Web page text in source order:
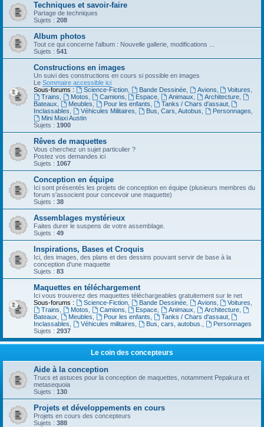
Techniques et savoir-faire
Partage de techniques
Sujets : 208
Album photos
Tout ce qui concerne l'album : Nouvelle gallerie, modifications ...
Sujets : 541
Constructions en images
Un suivi des constructions en cours si possible en images
Le Sommaire accessible ici
Sous-forums :
Science-Fiction, Bande Dessinée, Avions Voitures
Trains
Motos Camions Espace Animaux Architecture
Bateaux
Meubles Pour les enfants Tanks / Chars d'assaut,
Inclassables
Véhicules Militaires Bus, Cars, Autobus Personnages
Mini Maxi Austin
Sujets : 1900
Rêves de maquettes
Vous cherchez un sujet particulier ?
Postez vos demandes ici
Sujets : 1067
Conception en équipe
Ici sont présentés les projets de conception en équipe (plusieurs membres du
forum s'associent pour concevoir une maquette)
Sujets : 38
Assemblages mystérieux
Faites durer le suspens de votre assemblage.
Sujets : 49
Inspirations, Bases et Croquis
Ici, des images, des plans et des dessins pouvant servir de base à la
conception d'une maquette
Sujets : 83
Maquettes en téléchargement
Ici vous trouverez des maquettes téléchargeables gratuitement sur le net
Sous-forums :
Science-Fiction, Bande Dessinée, Avions Voitures
Trains
Motos Camions Espace Animaux Architecture
Bateaux
Meubles Pour les enfants Tanks / Chars d'assaut,
Inclassables
Véhicules militaires Bus, cars, autobus.
Personnages
Sujets : 2937
Le coin des concepteurs
Aide à la conception
Trucs et astuces pour la conception de maquettes, notamment Pepakura et
metasequoia
Sujets : 130
Projets et développements en cours
Projets en cours des concepteurs
Sujets : 388